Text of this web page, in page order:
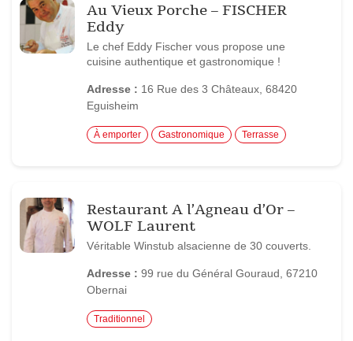
Au Vieux Porche – FISCHER
Eddy
Le chef Eddy Fischer vous propose une
cuisine authentique et gastronomique !
Adresse : 16 Rue des 3 Châteaux, 68420
Eguisheim
À emporter Gastronomique Terrasse
Restaurant A l’Agneau d’Or –
WOLF Laurent
Véritable Winstub alsacienne de 30 couverts.
Adresse : 99 rue du Général Gouraud, 67210
Obernai
Traditionnel